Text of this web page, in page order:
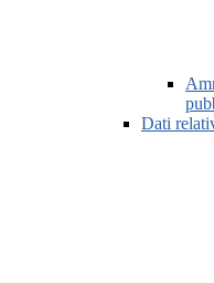
Dati